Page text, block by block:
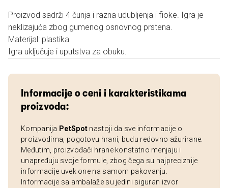
Proizvod sadrži 4 čunja i razna udubljenja i fioke. Igra je
neklizajuća zbog gumenog osnovnog prstena.
Materijal: plastika
Igra uključuje i uputstva za obuku.
Informacije o ceni i karakteristikama
proizvoda:
Kompanija PetSpot nastoji da sve informacije o
proizvodima, pogotovu hrani, budu redovno ažurirane.
Međutim, proizvođači hrane konstatno menjaju i
unapređuju svoje formule, zbog čega su najpreciznije
informacije uvek one na samom pakovanju.
Informacije sa ambalaže su jedini siguran izvor